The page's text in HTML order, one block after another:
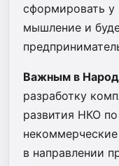
сформировать у
мышление и
Важным в
разработку
развития НКО
в направлении